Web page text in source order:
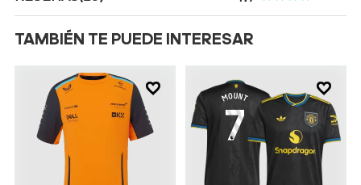
TAMBIÉN TE PUEDE INTERESAR
 